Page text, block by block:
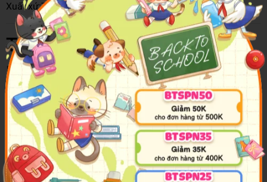
Xuất xứ:Thương Hiệu Hong Kong
Thông tin chi tiết
Mã hàng
8935247363781
Độ Tuổi
3+
Tên Nhà Cung
Cấp
Việt Tinh Anh
Năm XB
2024
Thương Hiệu
MAISTO
Xuất Xứ Thương
Hiệu
Thương Hiệu Hong Kong